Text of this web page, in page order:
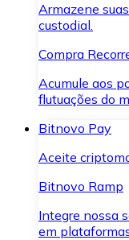
Armazene
custodial.
Compra
Acumule aos
flutuações do
Bitnovo Pay
Aceite
Bitnovo Ramp
Integre nossa
em